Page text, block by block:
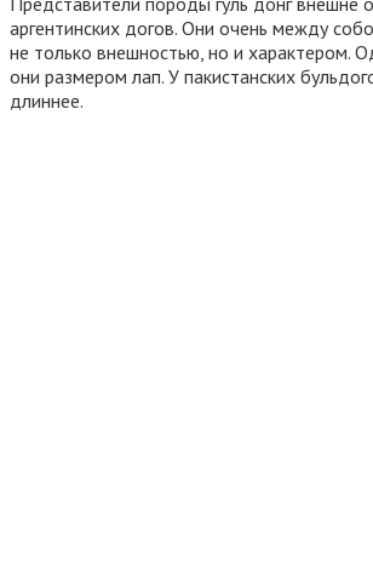
аргентинских догов. Они очень между
не только внешностью, но и характером.
они размером лап. У пакистанских
длиннее.